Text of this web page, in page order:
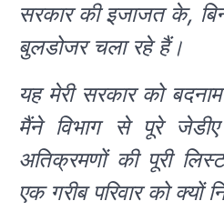
सरकार की इजाजत के,
बुलडोजर चला रहे हैं।
यह मेरी सरकार को
मैंने विभाग से पूरे
अतिक्रमणों की पूरी
एक गरीब परिवार को क्यों